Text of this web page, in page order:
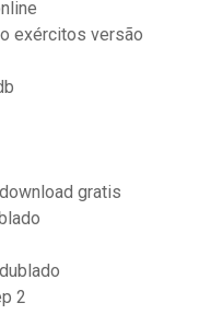
exércitos versão
gratis
2